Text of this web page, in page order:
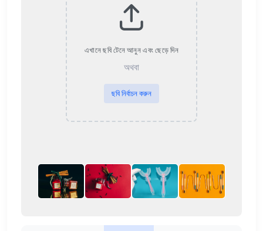
এখানে ছবি টেনে আনুন এবং ছেড়ে দিন
অথবা
ছবি নির্বাচন করুন